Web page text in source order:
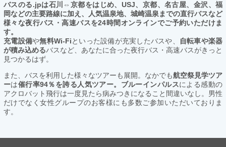
バスのる.jpは石川⇔京都をはじめ、USJ、京都、名古屋、金沢、福
岡などの主要路線に加え、人気温泉地、城崎温泉までの直行バスなど
様々な夜行バス・高速バスを24時間オンラインでご予約いただけま
す。
充電設備や無料Wi-Fiといった設備が充実したバスや、
自転車や楽器
が積み込めるバスなど、あなたに合った夜行バス・高速バスがきっと
見つかるはず。
また、バスを利用した様々なツアーも展開。なかでも航空祭見学ツア
ーは催行率94％を誇る人気ツアー。ブルーインパルスによる感動の
アクロバット飛行は一度見たら病みつきになること間違いなし。男性
だけでなく女性グループのお客様にも多数ご参加いただいておりま
す。